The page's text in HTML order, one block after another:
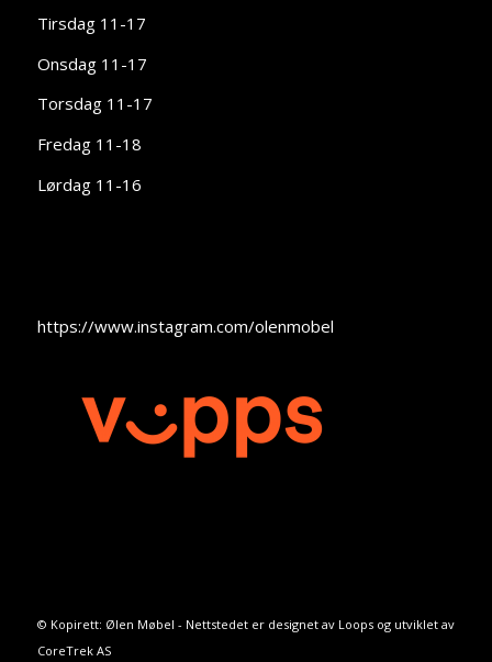
Tirsdag 11-17
Onsdag 11-17
Torsdag 11-17
Fredag 11-18
Lørdag 11-16
https://www.instagram.com/olenmobel
© Kopirett: Ølen Møbel - Nettstedet er designet av Loopsog utviklet av
CoreTrek AS